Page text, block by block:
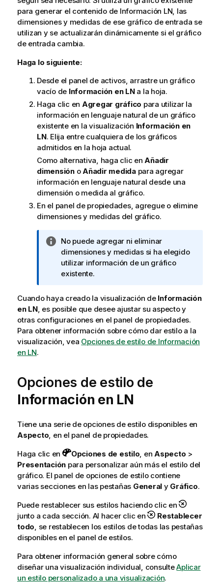
para generar el contenido de Información LN, las
dimensiones y medidas de ese gráfico de entrada se
utilizan y se actualizarán dinámicamente si el gráfico
de entrada cambia.
Haga lo siguiente:
Desde el panel de activos, arrastre un gráfico
vacío de Información en LNa la hoja.
Haga clic en Agregar gráfico para utilizar la
información en lenguaje natural de un gráfico
existente en la visualización Información en
LN. Elija entre cualquiera de los gráficos
admitidos en la hoja actual.
Como alternativa, haga clic en Añadir
dimensióno Añadir medidapara agregar
información en lenguaje natural desde una
dimensión o medida al gráfico.
En el panel de propiedades, agregue o elimine
dimensiones y medidas del gráfico.
N
o
t
a
n
f
o
r
m
v
No puede agregar ni eliminar
dimensiones y medidas si ha elegido
utilizar información de un gráfico
existente.
Cuando haya creado la visualización de Información
en LN, es posible que desee ajustar su aspecto y
otras configuraciones en el panel de propiedades.
Para obtener información sobre cómo dar estilo a la
visualización, vea Opciones de estilo de Información
en LN.
Opciones de estilo de
Información en LN
Tiene una serie de opciones de estilo disponibles en
Aspecto, en el panel de propiedades.
Haga clic en
Opciones de estilo, en Aspecto >
Presentación para personalizar aún más el estilo del
gráfico. El panel de opciones de estilo contiene
varias secciones en las pestañas General y Gráfico.
Puede restablecer sus estilos haciendo clic en
junto a cada sección. Al hacer clic en
Restablecer
todo, se restablecen los estilos de todas las pestañas
disponibles en el panel de estilos.
Para obtener información general sobre cómo
diseñar una visualización individual, consulteAplicar
un estilo personalizado a una visualización.